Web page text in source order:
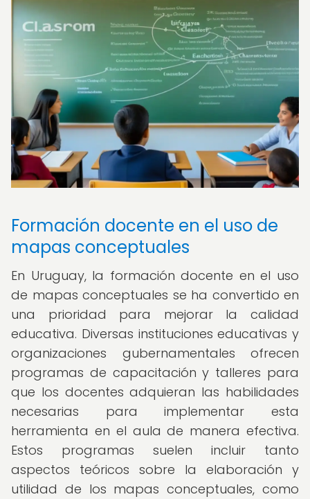
Formación docente en el uso de
mapas conceptuales
En Uruguay, la formación docente en el uso
de mapas conceptuales se ha convertido en
una prioridad para mejorar la calidad
educativa. Diversas instituciones educativas y
organizaciones gubernamentales ofrecen
programas de capacitación y talleres para
que los docentes adquieran las habilidades
necesarias para implementar esta
herramienta en el aula de manera efectiva.
Estos programas suelen incluir tanto
aspectos teóricos sobre la elaboración y
utilidad de los mapas conceptuales, como